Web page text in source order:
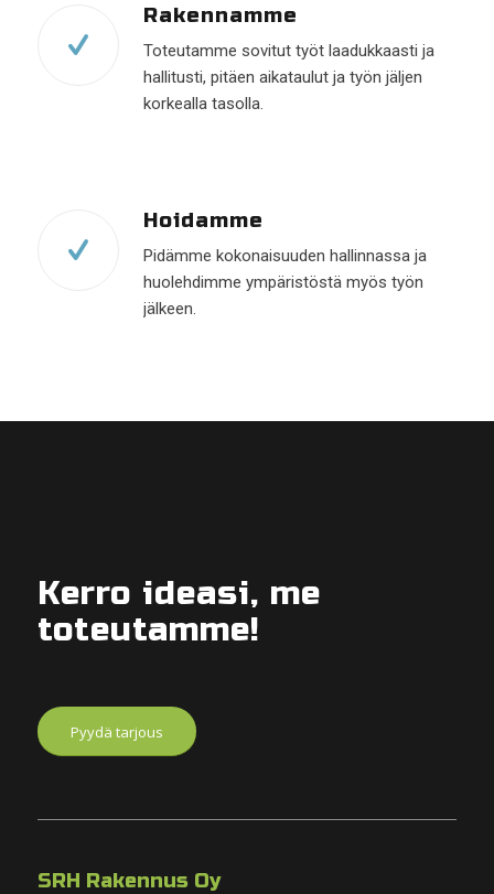
Rakennamme
Toteutamme sovitut työt laadukkaasti ja
hallitusti, pitäen aikataulut ja työn jäljen
korkealla tasolla.
Hoidamme
Pidämme kokonaisuuden hallinnassa ja
huolehdimme ympäristöstä myös työn
jälkeen.
Kerro ideasi, me
toteutamme!
Pyydä tarjous
SRH Rakennus Oy